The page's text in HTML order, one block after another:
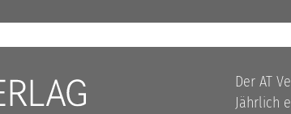
Der AT
Jährlich